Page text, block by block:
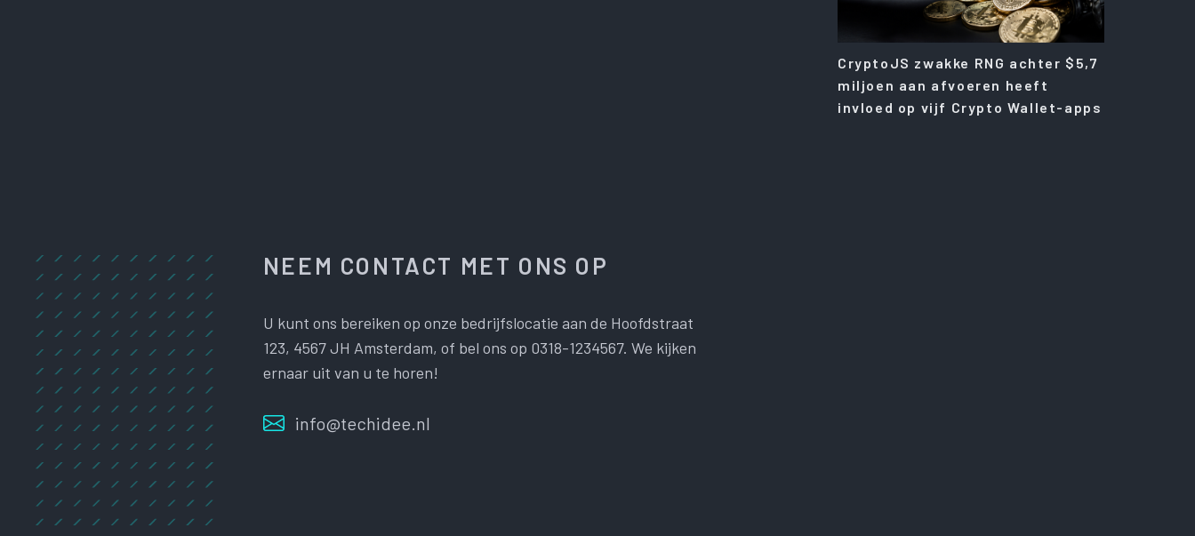
CryptoJS zwakke RNG achter $5,7
miljoen aan afvoeren heeft
invloed op vijf Crypto Wallet-apps
NEEM CONTACT MET ONS OP
U kunt ons bereiken op onze bedrijfslocatie aan de Hoofdstraat
123, 4567 JH Amsterdam, of bel ons op 0318-1234567. We kijken
ernaar uit van u te horen!
info@techidee.nl